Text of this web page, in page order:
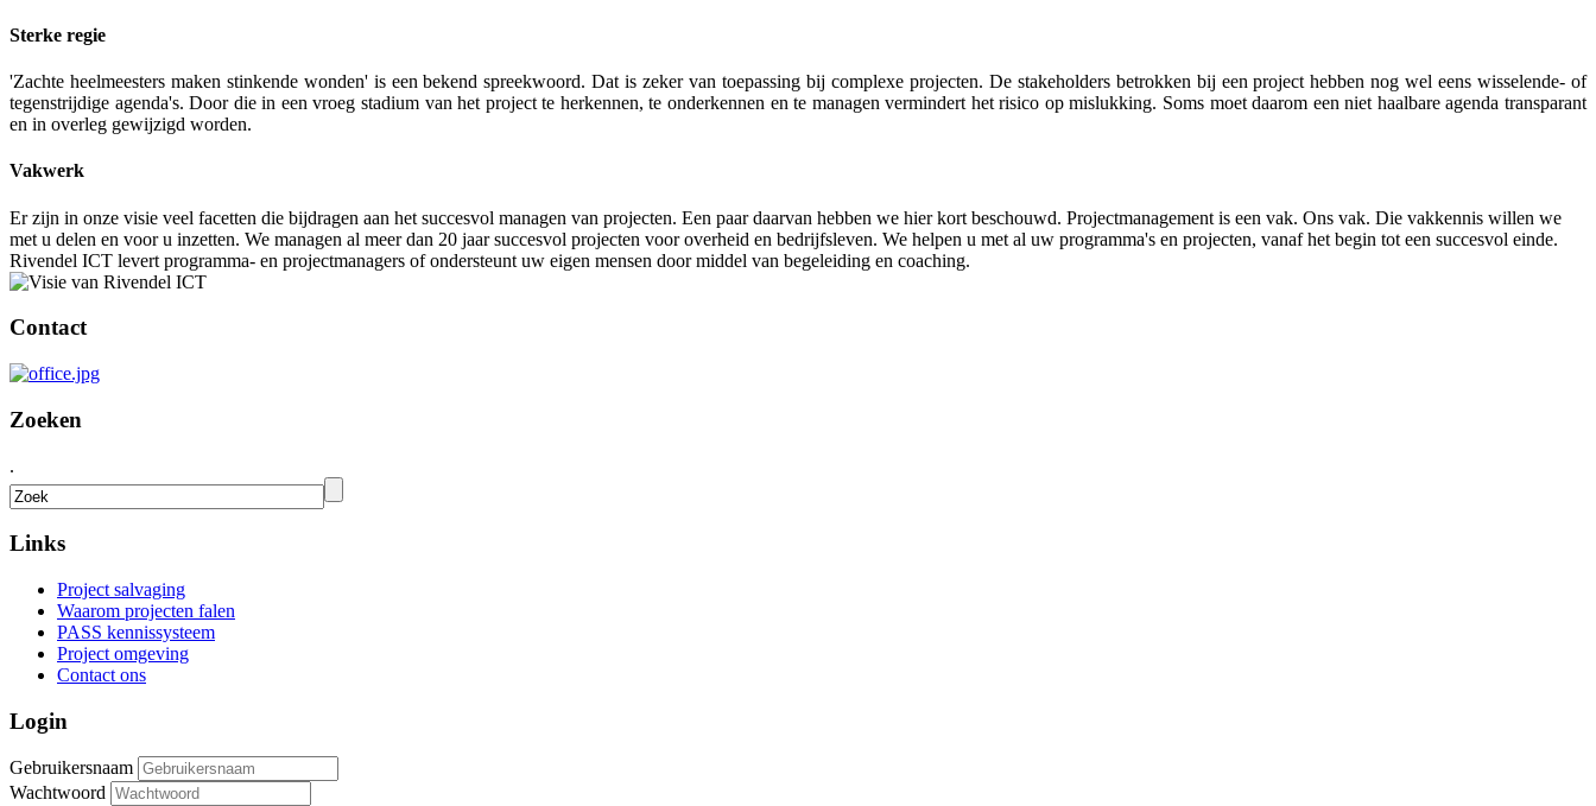
Sterke regie
'Zachte heelmeesters maken stinkende wonden' is een bekend spreekwoord. Dat is zeker van toepassing bij complexe projecten. De stakeholders betrokken bij een project hebben nog wel eens wisselende- of
tegenstrijdige agenda's. Door die in een vroeg stadium van het project te herkennen, te onderkennen en te managen vermindert het risico op mislukking. Soms moet daarom een niet haalbare agenda transparant
en in overleg gewijzigd worden.
Vakwerk
Er zijn in onze visie veel facetten die bijdragen aan het succesvol managen van projecten. Een paar daarvan hebben we hier kort beschouwd. Projectmanagement is een vak. Ons vak. Die vakkennis willen we
met u delen en voor u inzetten. We managen al meer dan 20 jaar succesvol projecten voor overheid en bedrijfsleven. We helpen u met al uw programma's en projecten, vanaf het begin tot een succesvol einde.
Rivendel ICT levert programma- en projectmanagers of ondersteunt uw eigen mensen door middel van begeleiding en coaching.
Contact
Zoeken
.
Links
Project salvaging
Waarom projecten falen
PASS kennissysteem
Project omgeving
Contact ons
Login
Gebruikersnaam
Wachtwoord